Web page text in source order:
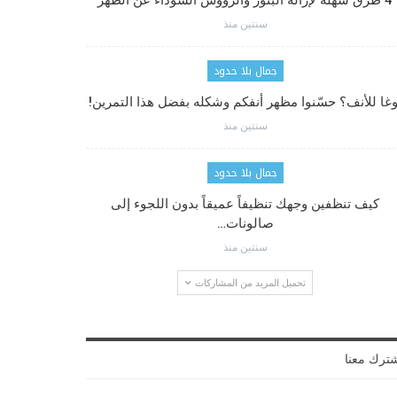
سنتين منذ
جمال بلا حدود
للأنف؟ حسّنوا مظهر أنفكم وشكله بفضل هذا التمرين!
سنتين منذ
جمال بلا حدود
كيف تنظفين وجهك تنظيفاً عميقاً بدون اللجوء إلى
صالونات…
سنتين منذ
تحميل المزيد من المشاركات
معنا